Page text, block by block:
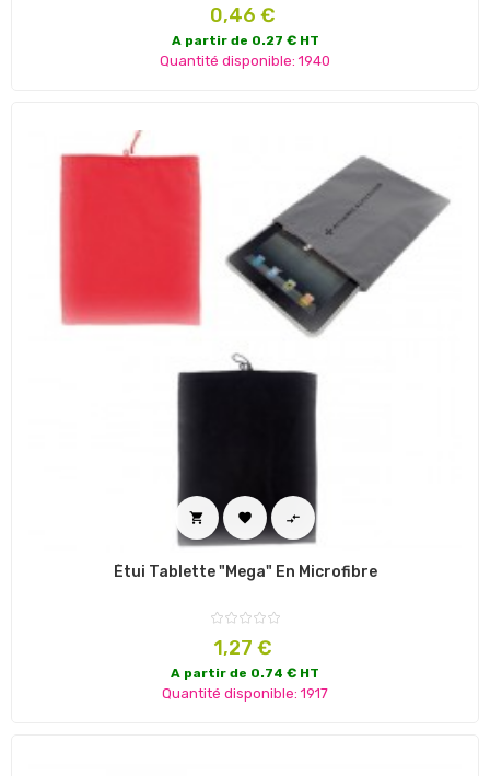
Prix
0,46 €
A partir de 0.27 € HT
Quantité disponible: 1940
  
Étui Tablette "Mega" En Microfibre
Prix
1,27 €
A partir de 0.74 € HT
Quantité disponible: 1917